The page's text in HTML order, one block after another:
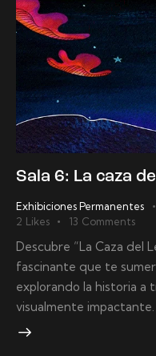
Sala 6: La caza
Exhibiciones Permanentes
2 Likes 13 Comments
Descubre “La Caza del
fascinante que te
explorando la historia a
visualmente impactante.